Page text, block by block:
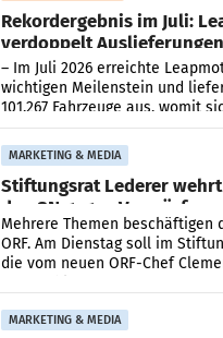
Rekordergebnis im Juli:
verdoppelt
überschreitet die
– Im Juli 2026 erreichte
wichtigen Meilenstein und
101.267 Fahrzeuge aus, womit
Ergebnis gegenüber Juli 2025
verdoppelte (+102
MARKETING & MEDIA
Stiftungsrat Lederer
den SN gegen Vorwürfe
Mehrere Themen beschäftigen
ORF. Am Dienstag soll im
die vom neuen ORF-Chef
MARKETING & MEDIA